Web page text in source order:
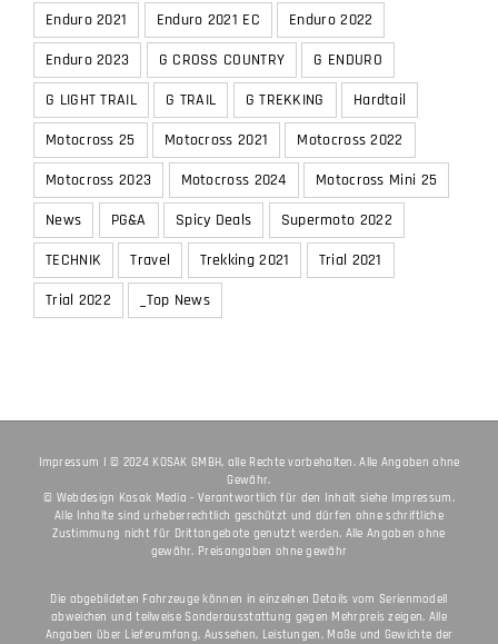
Enduro 2021
Enduro 2021 EC
Enduro 2022
Enduro 2023
G CROSS COUNTRY
G ENDURO
G LIGHT TRAIL
G TRAIL G TREKKING
Hardtail
Motocross 25
Motocross 2021
Motocross 2022
Motocross 2023
Motocross 2024
Motocross Mini 25
News
PG&A Spicy Deals
Supermoto 2022
TECHNIK
Travel Trekking 2021
Trial 2021
Trial 2022
_Top News
Impressum I © 2024 KOSAK GMBH, alle Rechte vorbehalten. Alle Angaben ohne
Gewähr.
© Webdesign Kosak Media - Verantwortlich für den Inhalt siehe Impressum.
Alle Inhalte sind urheberrechtlich geschützt und dürfen ohne schriftliche
Zustimmung nicht für Drittangebote genutzt werden. Alle Angaben ohne
gewähr. Preisangaben ohne gewähr
Die abgebildeten Fahrzeuge können in einzelnen Details vom Serienmodell
abweichen und teilweise Sonderausstattung gegen Mehrpreis zeigen. Alle
Angaben über Lieferumfang, Aussehen, Leistungen, Maße und Gewichte der